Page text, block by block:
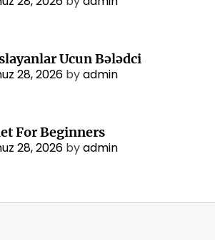
Ucun Bələdci
28, 2026 byadmin
For Beginners
28, 2026 byadmin